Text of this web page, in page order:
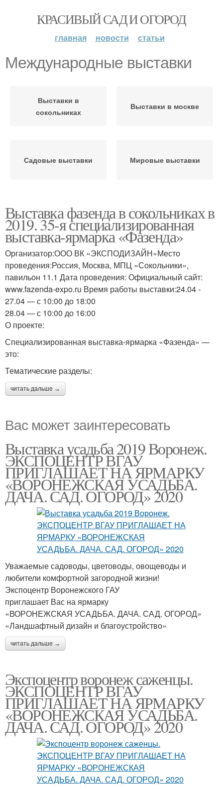
КРАСИВЫЙ САД И ОГОРОД
главная новости статьи
Международные выставки
Выставки в
сокольниках
Выставки в москве
Садовые выставки Мировые выставки
Выставка фазенда в сокольниках в
2019. 35-я специализированная
выставка-ярмарка «Фазенда»
Организатор:ООО ВК «ЭКСПОДИЗАЙН»Место
проведения:Россия, Москва, МПЦ «Сокольники»,
павильон 11.1 Дата проведения: Официальный сайт:
www.fazenda-expo.ru Время работы выставки:24.04 -
27.04 — с 10:00 до 18:00
28.04 — с 10:00 до 16:00
О проекте:
Специализированная выставка-ярмарка «Фазенда» —
это:
Тематические разделы:
читать дальше →
Вас может заинтересовать
Выставка усадьба 2019 Воронеж.
ЭКСПОЦЕНТР ВГАУ
ПРИГЛАШАЕТ НА ЯРМАРКУ
«ВОРОНЕЖСКАЯ УСАДЬБА.
ДАЧА. САД. ОГОРОД» 2020
Уважаемые садоводы, цветоводы, овощеводы и
любители комфортной загородной жизни!
Экспоцентр Воронежского ГАУ
приглашает Вас на ярмарку
«ВОРОНЕЖСКАЯ УСАДЬБА. ДАЧА. САД. ОГОРОД»
«Ландшафтный дизайн и благоустройство»
читать дальше →
Экспоцентр воронеж саженцы.
ЭКСПОЦЕНТР ВГАУ
ПРИГЛАШАЕТ НА ЯРМАРКУ
«ВОРОНЕЖСКАЯ УСАДЬБА.
ДАЧА. САД. ОГОРОД» 2020